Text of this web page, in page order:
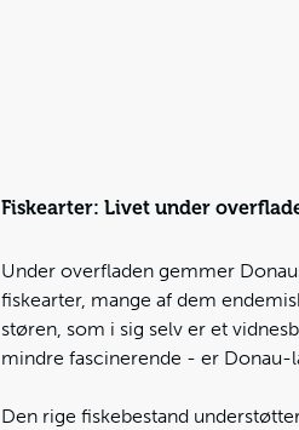
Fiskearter: Livet under
Under overfladen gemmer
fiskearter, mange af dem
støren, som i sig selv er et
mindre fascinerende - er Donau-
Den rige fiskebestand